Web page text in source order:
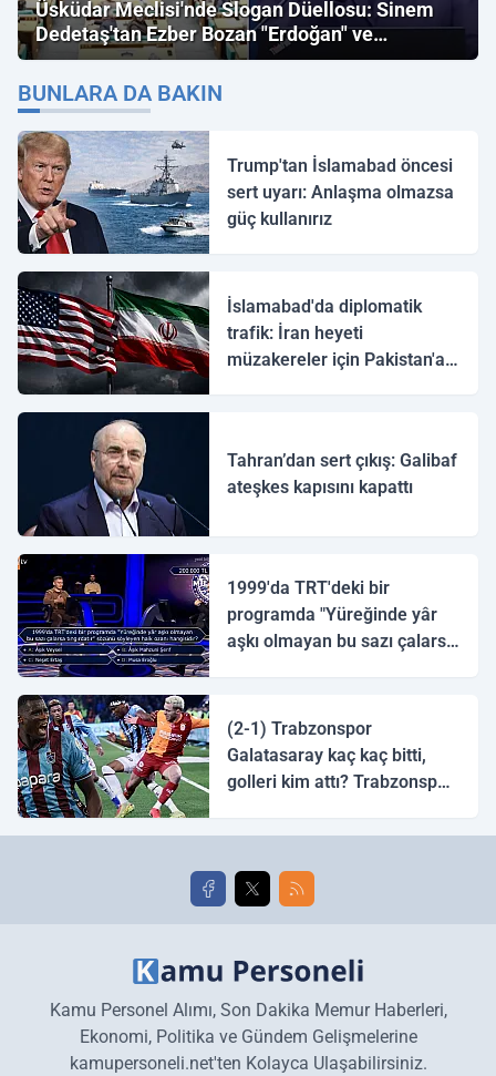
Üsküdar Meclisi'nde Slogan Düellosu: Sinem
Dedetaş'tan Ezber Bozan "Erdoğan" ve
"İmamoğlu" Çıkışı!
BUNLARA DA BAKIN
Trump'tan İslamabad öncesi
sert uyarı: Anlaşma olmazsa
güç kullanırız
İslamabad'da diplomatik
trafik: İran heyeti
müzakereler için Pakistan'a
Tahran’dan sert çıkış: Galibaf
ateşkes kapısını kapattı
1999'da TRT'deki bir
programda "Yüreğinde yâr
aşkı olmayan bu sazı çalarsa
(2-1) Trabzonspor
Galatasaray kaç kaç bitti,
golleri kim attı? Trabzonspor
golleri!
Kamu Personel Alımı, Son Dakika Memur Haberleri,
Ekonomi, Politika ve Gündem Gelişmelerine
kamupersoneli.net'ten Kolayca Ulaşabilirsiniz.